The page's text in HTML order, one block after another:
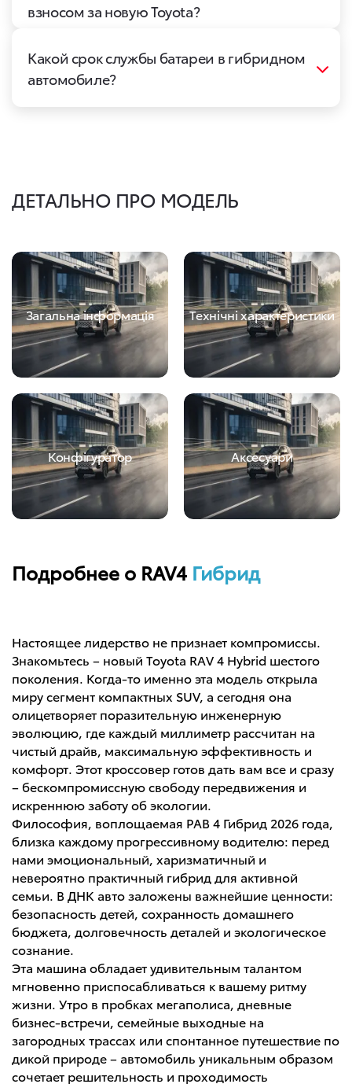
взносом за новую Toyota?
Какой срок службы батареи в гибридном
автомобиле?
ДЕТАЛЬНО ПРО МОДЕЛЬ
Загальна інформація Технічні характеристики
Конфігуратор Аксесуари
Подробнее о RAV4 Гибрид
Настоящее лидерство не признает компромиссы.
Знакомьтесь – новый Toyota RAV 4 Hybrid шестого
поколения. Когда-то именно эта модель открыла
миру сегмент компактных SUV, а сегодня она
олицетворяет поразительную инженерную
эволюцию, где каждый миллиметр рассчитан на
чистый драйв, максимальную эффективность и
комфорт. Этот кроссовер готов дать вам все и сразу
– бескомпромиссную свободу передвижения и
искреннюю заботу об экологии.
Философия, воплощаемая РАВ 4 Гибрид 2026 года,
близка каждому прогрессивному водителю: перед
нами эмоциональный, харизматичный и
невероятно практичный гибрид для активной
семьи. В ДНК авто заложены важнейшие ценности:
безопасность детей, сохранность домашнего
бюджета, долговечность деталей и экологическое
сознание.
Эта машина обладает удивительным талантом
мгновенно приспосабливаться к вашему ритму
жизни. Утро в пробках мегаполиса, дневные
бизнес-встречи, семейные выходные на
загородных трассах или спонтанное путешествие по
дикой природе – автомобиль уникальным образом
сочетает решительность и проходимость